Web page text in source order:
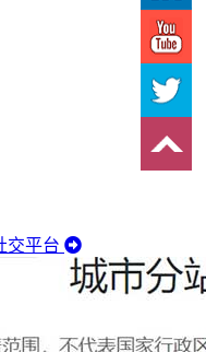
交平台